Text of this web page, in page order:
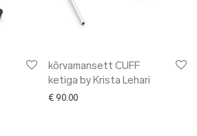
kõrvamansett CUFF
ketiga by Krista Lehari
€ 90.00